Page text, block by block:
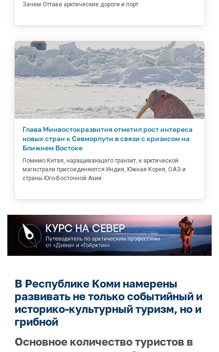
Зачем Оттаве арктические дороги и порт
Глава Минвостокразвития отметил рост интереса
новых стран к Севморпути в связи с кризисом на
Ближнем Востоке
Помимо Китая, наращивающего транзит, к арктической
магистрали присоединяются Индия, Южная Корея, ОАЭ и
страны Юго-Восточной Азии
В Республике Коми намерены
развивать не только событийный и
историко-культурный туризм, но и
грибной
Основное количество туристов в